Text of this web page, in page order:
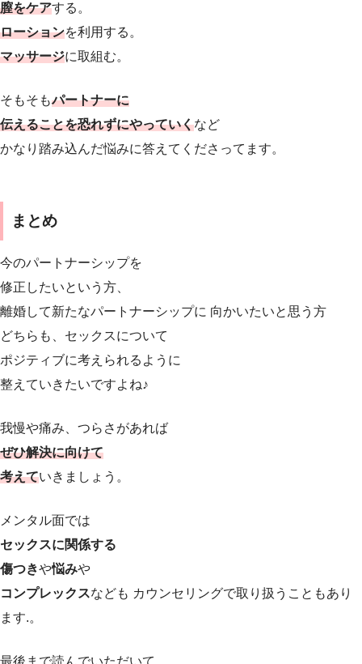
膣をケアする。
ローションを利用する。
マッサージに取組む。
そもそもパートナーに
伝えることを恐れずにやっていくなど
かなり踏み込んだ悩みに答えてくださってます。
まとめ
今のパートナーシップを
修正したいという方、
離婚して新たなパートナーシップに 向かいたいと思う方
どちらも、セックスについて
ポジティブに考えられるように
整えていきたいですよね♪
我慢や痛み、つらさがあれば
ぜひ解決に向けて
考えていきましょう。
メンタル面では
セックスに関係する
傷つきや悩みや
コンプレックスなども カウンセリングで取り扱うこともあり
ます.。